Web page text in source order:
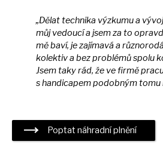
„Dělat technika výzkumua
můj vedoucía jsemza to
měbaví, jezajímavá a
kolektiva bez problémů spolu
Jsem taky rád, že ve firmě
shandicapem podobným tomu
Poptat náhradní plnění